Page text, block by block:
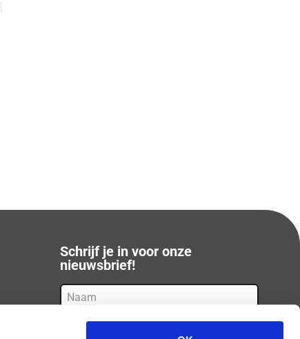
Schrijf je in voor onze
nieuwsbrief!
Naam